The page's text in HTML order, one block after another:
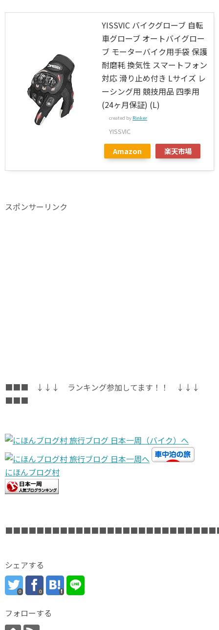
YISSVIC バイクグローブ 自転
車グローブ オートバイグロー
ブ モーターバイク用手袋 保護
耐磨耗 換気性 スマートフォン
対応 滑り止め付き Lサイズ レ
ーシング用 競技用品 四季用
(24ヶ月保証) (L)
created by Rinker
YISSVIC
Amazon 楽天市場
スポンサーリンク
■■■ ↓↓↓ ランキング参加してます！！ ↓↓↓
■■■
にほんブログ村
シェアする
0 0
フォローする